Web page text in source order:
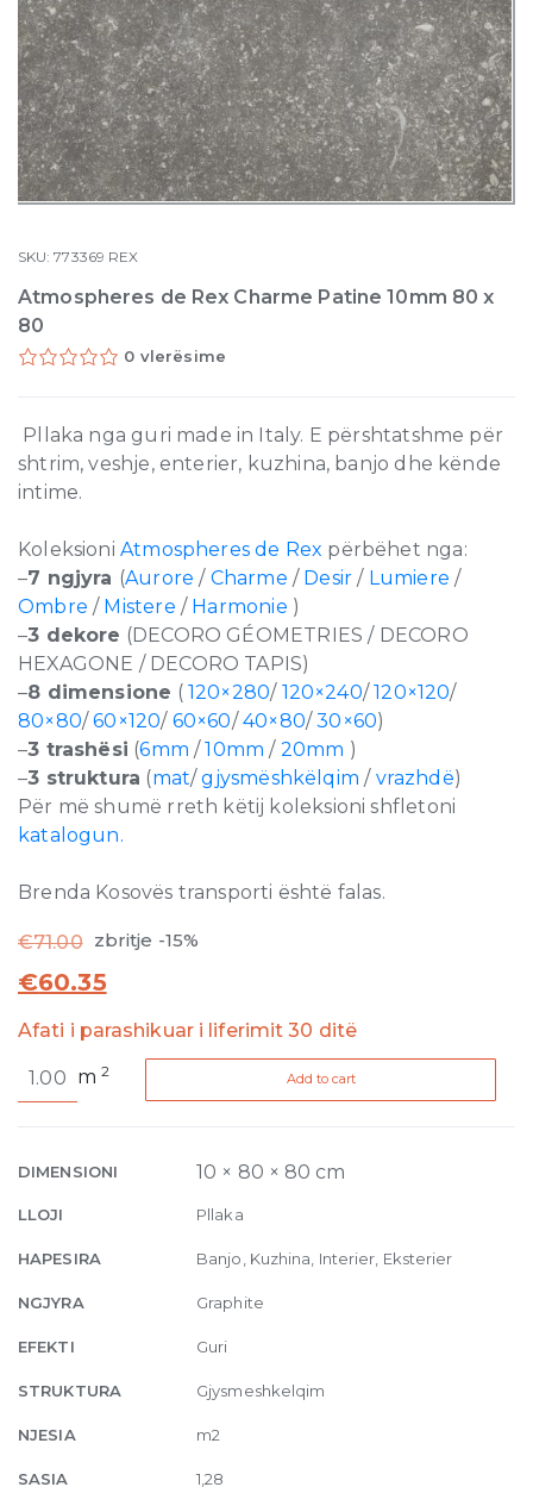
SKU:773369 REX
Atmospheres de Rex Charme Patine 10mm 80 x
80
0 vlerësime
Pllaka nga guri made in Italy. E përshtatshme për
shtrim, veshje, enterier, kuzhina, banjo dhe kënde
intime.
Koleksioni Atmospheres de Rex përbëhet nga:
–7 ngjyra (Aurore / Charme / Desir / Lumiere /
Ombre / Mistere / Harmonie )
–3 dekore (DECORO GÉOMETRIES / DECORO
HEXAGONE / DECORO TAPIS)
–8 dimensione ( 120×280/ 120×240/120×120/
80×80/60×120/ 60×60/40×80/30×60)
–3 trashësi (6mm/10mm / 20mm )
–3 struktura (mat/gjysmëshkëlqim/ vrazhdë)
Për më shumë rreth këtij koleksioni shfletoni
katalogun.
Brenda Kosovës transporti është falas.
€71.00 zbritje -15%
€60.35
Afati i parashikuar i liferimit 30 ditë
de
Patine
80
x
quantity
m2 Add to cart
DIMENSIONI 10 × 80 × 80 cm
LLOJI Pllaka
HAPESIRA Banjo, Kuzhina, Interier, Eksterier
NGJYRA Graphite
EFEKTI Guri
STRUKTURA Gjysmeshkelqim
NJESIA m2
SASIA 1,28